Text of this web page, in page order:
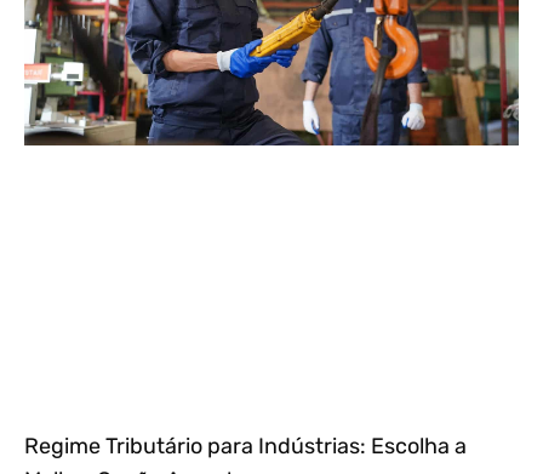
Regime Tributário para Indústrias: Escolha a